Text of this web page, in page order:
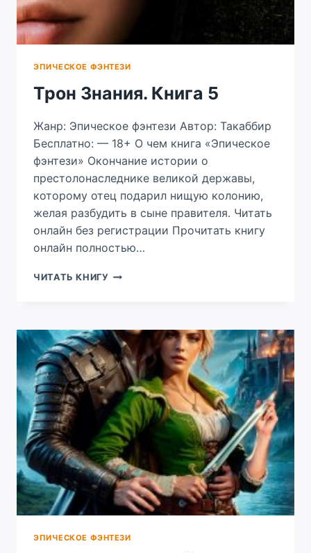
ЭПИЧЕСКОЕ ФЭНТЕЗИ
Трон Знания. Книга 5
Жанр: Эпическое фэнтези Автор: Такаббир
Бесплатно: — 18+ О чем книга «Эпическое
фэнтези» Окончание истории о
престолонаследнике великой державы,
которому отец подарил нищую колонию,
желая разбудить в сыне правителя. Читать
онлайн без регистрации Прочитать книгу
онлайн полностью…
ЧИТАТЬ КНИГУ ТРОН
ЭПИЧЕСКОЕ ФЭНТЕЗИ